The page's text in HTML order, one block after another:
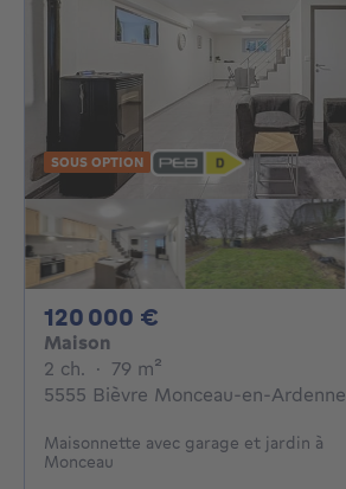
SOUS OPTION
120 000 €
Maison
2 ch. 2 chambres
· 79 m²
5555 Bièvre Monceau-en-Ardenne
Maisonnette avec garage et jardin à
Monceau